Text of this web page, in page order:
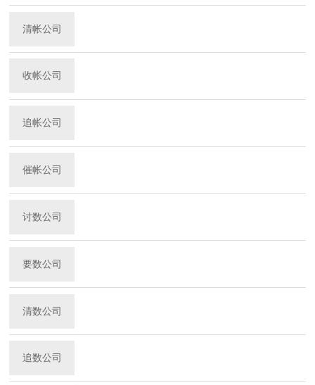
清帐公司
收帐公司
追帐公司
催帐公司
讨数公司
要数公司
清数公司
追数公司